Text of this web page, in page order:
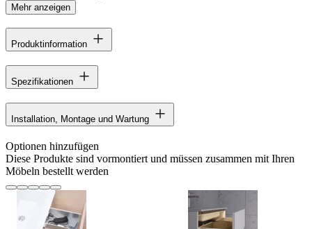
Mehr anzeigen
Produktinformation
Spezifikationen
Installation, Montage und Wartung
Optionen hinzufügen
Diese Produkte sind vormontiert und müssen zusammen mit Ihren
Möbeln bestellt werden